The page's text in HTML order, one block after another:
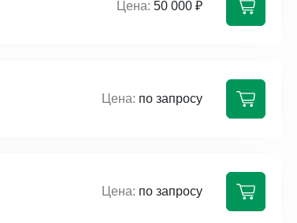
50 000 ₽
по запросу
по запросу